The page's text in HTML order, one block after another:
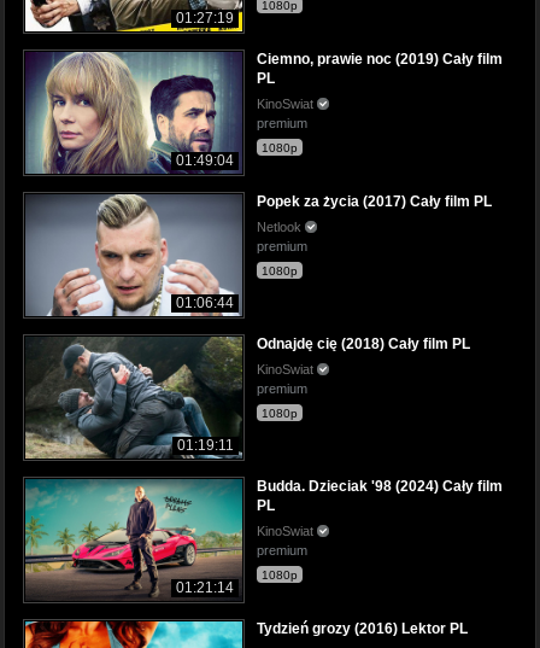
01:27:19
1080p
01:49:04
Ciemno, prawie noc (2019) Cały film
PL
KinoSwiat
premium
1080p
01:06:44
Popek za życia (2017) Cały film PL
Netlook
premium
1080p
01:19:11
Odnajdę cię (2018) Cały film PL
KinoSwiat
premium
1080p
01:21:14
Budda. Dzieciak '98 (2024) Cały film
PL
KinoSwiat
premium
1080p
Tydzień grozy (2016) Lektor PL